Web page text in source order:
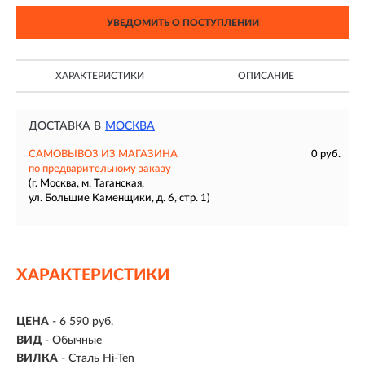
УВЕДОМИТЬ О ПОСТУПЛЕНИИ
ХАРАКТЕРИСТИКИ ОПИСАНИЕ
ДОСТАВКА В МОСКВА
САМОВЫВОЗ ИЗ МАГАЗИНА
0 руб.
по предварительному заказу
(г. Москва, м. Таганская,
ул. Большие Каменщики, д. 6, стр. 1)
ХАРАКТЕРИСТИКИ
ЦЕНА - 6 590 руб.
ВИД - Обычные
ВИЛКА - Сталь Hi-Ten